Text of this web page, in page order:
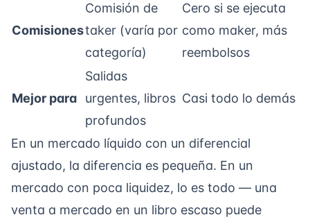
Comisiones
Comisión de
taker (varía por
categoría)
Cero si se ejecuta
como maker, más
reembolsos
Mejor para
Salidas
urgentes, libros
profundos
Casi todo lo demás
En un mercado líquido con un diferencial
ajustado, la diferencia es pequeña. En un
mercado con poca liquidez, lo es todo — una
venta a mercado en un libro escaso puede